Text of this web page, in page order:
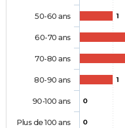
1
1
0
0
50-60 ans
60-70 ans
70-80 ans
80-90 ans
90-100 ans
Plus de 100 ans